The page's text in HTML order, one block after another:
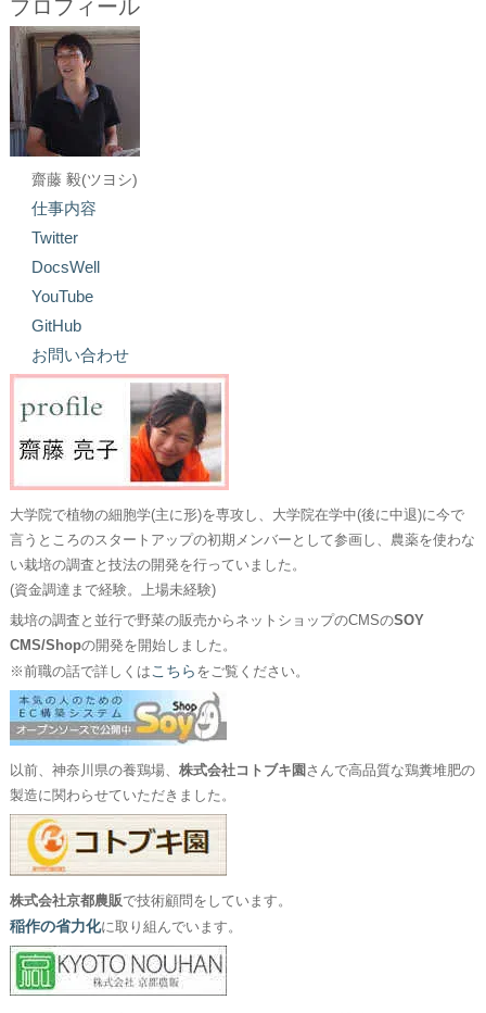
プロフィール
齋藤 毅(ツヨシ)
仕事内容
Twitter
DocsWell
YouTube
GitHub
お問い合わせ
大学院で植物の細胞学(主に形)を専攻し、大学院在学中(後に中退)に今で
言うところのスタートアップの初期メンバーとして参画し、農薬を使わな
い栽培の調査と技法の開発を行っていました。
(資金調達まで経験。上場未経験)
栽培の調査と並行で野菜の販売からネットショップのCMSのSOY
CMS/Shopの開発を開始しました。
※前職の話で詳しくは こちら をご覧ください。
以前、神奈川県の養鶏場、 株式会社コトブキ園 さんで高品質な鶏糞堆肥の
製造に関わらせていただきました。
株式会社京都農販で技術顧問をしています。
稲作の省力化に取り組んでいます。